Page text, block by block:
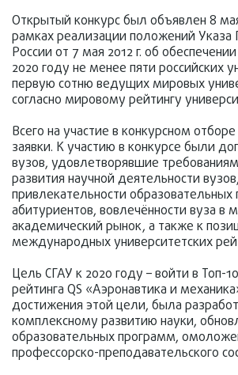
Открытый конкурс был объявлен 8
рамках реализации положений Указа
России от 7 мая 2012 г. об
2020 году не менее пяти российских
первую сотню ведущих мировых
согласно мировому рейтингу
Всего на участие в конкурсном
заявки. К участию в конкурсе были
вузов, удовлетворявшие
развития научной деятельности вузов,
привлекательности
абитуриентов, вовлечённости вуза
академический рынок, а также к
международных университетских
Цель СГАУ к 2020 году – войти в Топ-
рейтинга QS «Аэронавтика и
достижения этой цели, была
комплексному развитию науки,
образовательных программ,
профессорско-преподавательского